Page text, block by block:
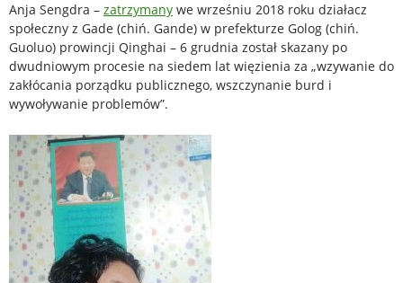
Anja Sengdra – zatrzymany we wrześniu 2018 roku działacz
społeczny z Gade (chiń. Gande) w prefekturze Golog (chiń.
Guoluo) prowincji Qinghai – 6 grudnia został skazany po
dwudniowym procesie na siedem lat więzienia za „wzywanie do
zakłócania porządku publicznego, wszczynanie burd i
wywoływanie problemów”.